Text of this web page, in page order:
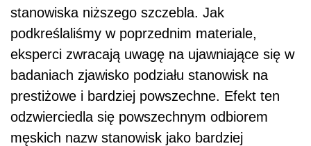
stanowiska niższego szczebla. Jak
podkreślaliśmy w poprzednim materiale,
eksperci zwracają uwagę na ujawniające się w
badaniach zjawisko podziału stanowisk na
prestiżowe i bardziej powszechne. Efekt ten
odzwierciedla się powszechnym odbiorem
męskich nazw stanowisk jako bardziej